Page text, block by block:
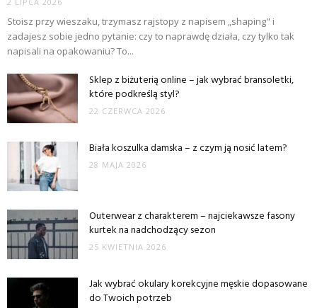
Stoisz przy wieszaku, trzymasz rajstopy z napisem „shaping" i
zadajesz sobie jedno pytanie: czy to naprawdę działa, czy tylko tak
napisali na opakowaniu? To...
Sklep z biżuterią online – jak wybrać bransoletki,
które podkreślą styl?
22 CZERWCA 2026
Biała koszulka damska – z czym ją nosić latem?
28 MAJA 2026
Outerwear z charakterem – najciekawsze fasony
kurtek na nadchodzący sezon
25 KWIETNIA 2026
Jak wybrać okulary korekcyjne męskie dopasowane
do Twoich potrzeb